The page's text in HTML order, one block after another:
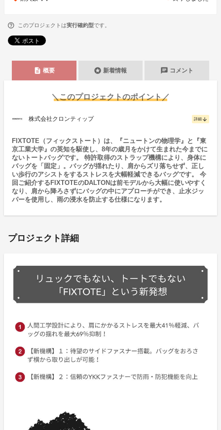
このプロジェクトは実行確約型です。
description 概要 stars 新着情報 chat コメント
＼このプロジェクトのポイント／
株式会社クロンティップ 詳細 arrow_downward
FIXTOTE（フィックストート）は、『ニュートンの物理学』と『東
京工業大学』の英知を駆使し、8年の歳月をかけて生まれた今までに
ないトートバッグです。 特許取得のストラップ機構により、身体に
バッグを「固定」。バッグが揺れたり、肩からズリ落ちせず、正し
い歩行のアシストをするストレスを大幅軽減できるバッグです。 今
回ご紹介するFIXTOTEのDALTONは前モデルから大幅に使いやすく
なり、肩から降ろさずにバッグの中にアプローチができ、止水ジッ
パーを使用し、雨の浸水を防止する仕様になります。
プロジェクト詳細